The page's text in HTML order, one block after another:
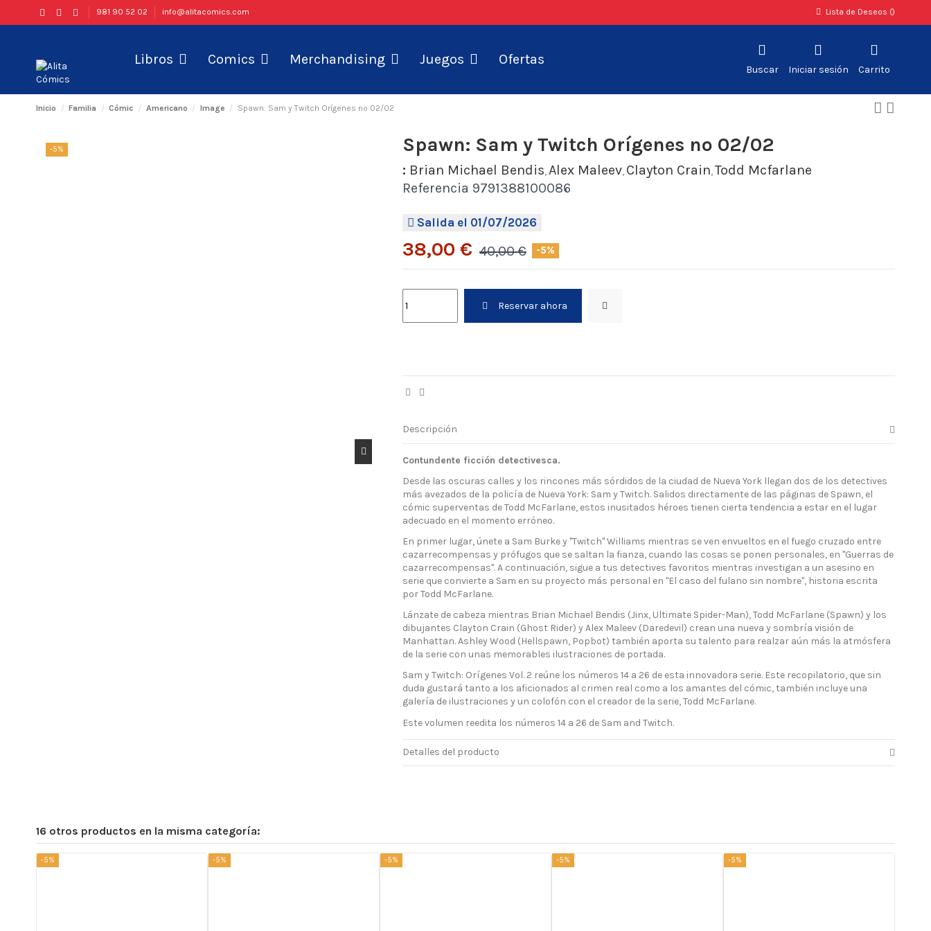
981 90 52 02 info@alitacomics.com Lista de Deseos ()
Libros Comics Merchandising Juegos Ofertas
Buscar Iniciar sesión Carrito
Inicio Familia Cómic Americano Image Spawn: Sam y Twitch Orígenes nº 02/02
-5% Spawn: Sam y Twitch Orígenes nº 02/02
: Brian Michael Bendis,Alex Maleev, Clayton Crain,Todd Mcfarlane
Referencia 9791388100086
Salida el 01/07/2026
38,00 € 40,00 € -5%
Reservar ahora
Descripción
Contundente ficción detectivesca.
Desde las oscuras calles y los rincones más sórdidos de la ciudad de Nueva York llegan dos de los detectives
más avezados de la policía de Nueva York: Sam y Twitch. Salidos directamente de las páginas de Spawn, el
cómic superventas de Todd McFarlane, estos inusitados héroes tienen cierta tendencia a estar en el lugar
adecuado en el momento erróneo.
En primer lugar, únete a Sam Burke y "Twitch" Williams mientras se ven envueltos en el fuego cruzado entre
cazarrecompensas y prófugos que se saltan la fianza, cuando las cosas se ponen personales, en "Guerras de
cazarrecompensas". A continuación, sigue a tus detectives favoritos mientras investigan a un asesino en
serie que convierte a Sam en su proyecto más personal en "El caso del fulano sin nombre", historia escrita
por Todd McFarlane.
Lánzate de cabeza mientras Brian Michael Bendis (Jinx, Ultimate Spider-Man), Todd McFarlane (Spawn) y los
dibujantes Clayton Crain (Ghost Rider) y Alex Maleev (Daredevil) crean una nueva y sombría visión de
Manhattan. Ashley Wood (Hellspawn, Popbot) también aporta su talento para realzar aún más la atmósfera
de la serie con unas memorables ilustraciones de portada.
Sam y Twitch: Orígenes Vol. 2 reúne los números 14 a 26 de esta innovadora serie. Este recopilatorio, que sin
duda gustará tanto a los aficionados al crimen real como a los amantes del cómic, también incluye una
galería de ilustraciones y un colofón con el creador de la serie, Todd McFarlane.
Este volumen reedita los números 14 a 26 de Sam and Twitch.
Detalles del producto
16 otros productos en la misma categoría:
-5% -5% -5% -5% -5%